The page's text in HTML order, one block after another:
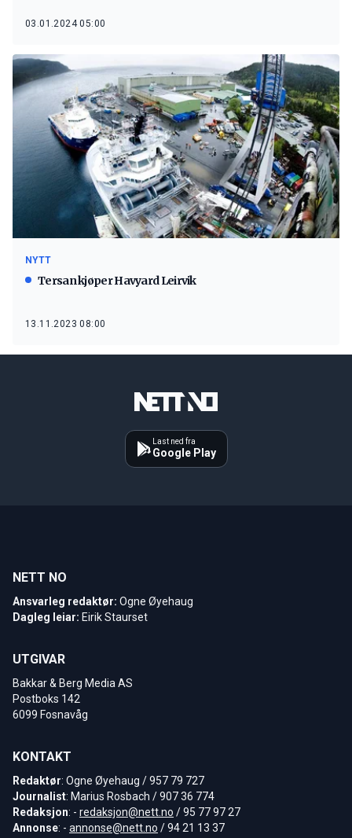
03.01.2024 05:00
NYTT
Tersan kjøper Havyard Leirvik
13.11.2023 08:00
Last ned fra
Google Play
NETT NO
Ansvarleg redaktør: Ogne Øyehaug
Dagleg leiar: Eirik Staurset
UTGIVAR
Bakkar & Berg Media AS
Postboks 142
6099 Fosnavåg
KONTAKT
Redaktør: Ogne Øyehaug / 957 79 727
Journalist: Marius Rosbach / 907 36 774
Redaksjon: - redaksjon@nett.no / 95 77 97 27
Annonse: - annonse@nett.no / 94 21 13 37